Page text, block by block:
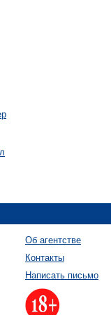
Об агентстве
Контакты
Написать письмо